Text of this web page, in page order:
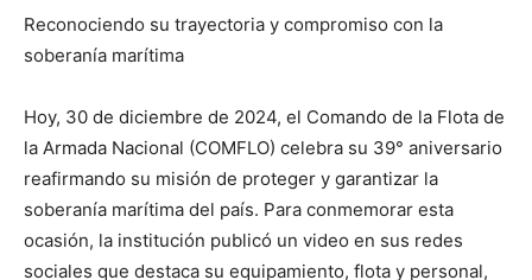
Reconociendo su trayectoria y compromiso con la
soberanía marítima
Hoy, 30 de diciembre de 2024, el Comando de la Flota de
la Armada Nacional (COMFLO) celebra su 39° aniversario
reafirmando su misión de proteger y garantizar la
soberanía marítima del país. Para conmemorar esta
ocasión, la institución publicó un video en sus redes
sociales que destaca su equipamiento, flota y personal,